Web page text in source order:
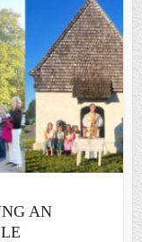
AN